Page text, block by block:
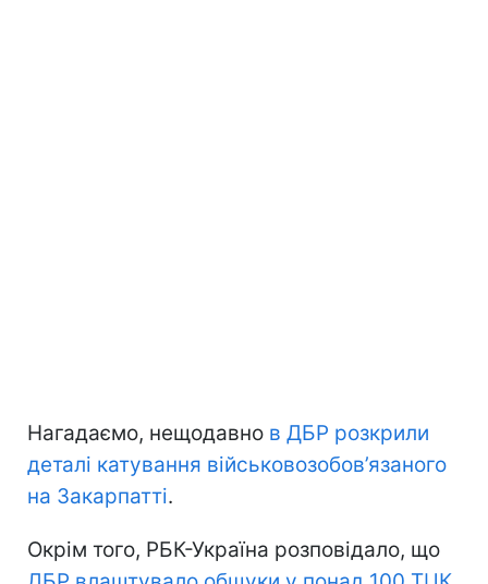
Нагадаємо, нещодавно в ДБР розкрили
деталі катування військовозобов’язаного
на Закарпатті.
Окрім того, РБК-Україна розповідало, що